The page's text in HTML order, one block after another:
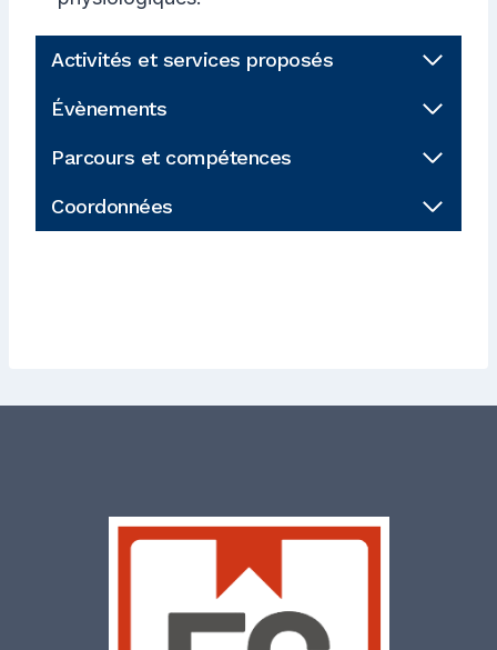
Activités et services proposés
Évènements
Parcours et compétences
Coordonnées